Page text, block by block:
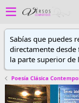
Sabías que puedes
directamente
la parte superior de
Poesía Clásica